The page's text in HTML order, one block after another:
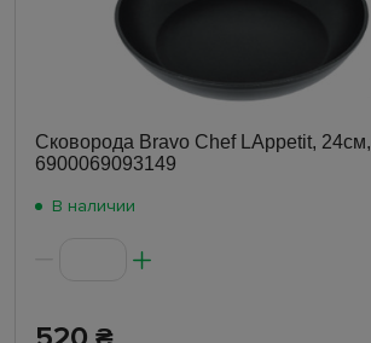
Сковорода Bravo Chef LAppetit, 24см,
6900069093149
В наличии